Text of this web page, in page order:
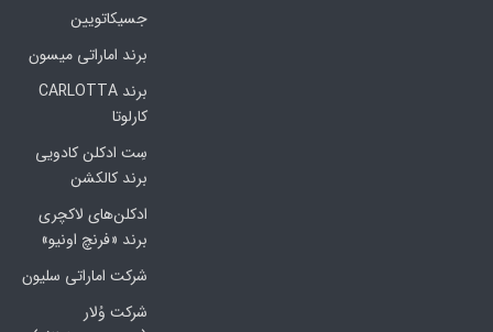
جسیکاتویین
برند اماراتی میسون
برند CARLOTTA
کارلوتا
سِت ادکلن کادویی
برند کالکشن
ادکلن‌های لاکچری
برند «فرنچ اونیو»
شرکت اماراتی سلیون
شرکت وُلار